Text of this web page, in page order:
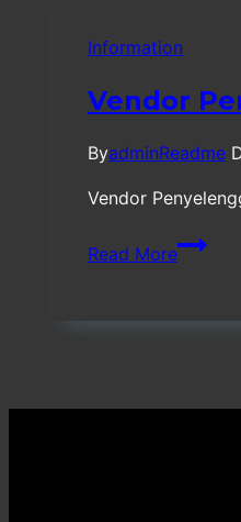
Information
Vendor
ByadminReadme
Vendor
Read More
Vendor
Cianjur